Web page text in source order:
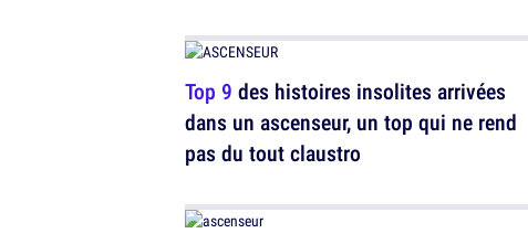
Top 9 des histoires insolites arrivées
dans un ascenseur, un top qui ne rend
pas du tout claustro